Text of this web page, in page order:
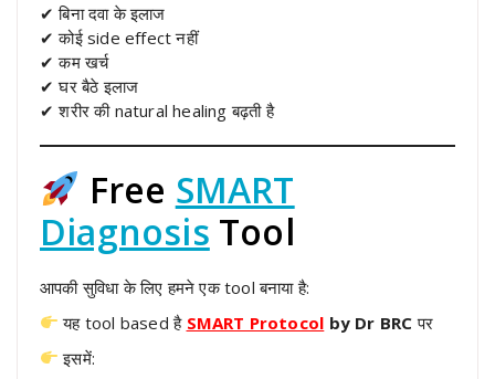
✔ बिना दवा के इलाज
✔ कोई side effect नहीं
✔ कम खर्च
✔ घर बैठे इलाज
✔ शरीर की natural healing बढ़ती है
Free SMART
Diagnosis Tool
आपकी सुविधा के लिए हमने एक tool बनाया है:
यह tool based है SMART Protocol by Dr BRC पर
इसमें: